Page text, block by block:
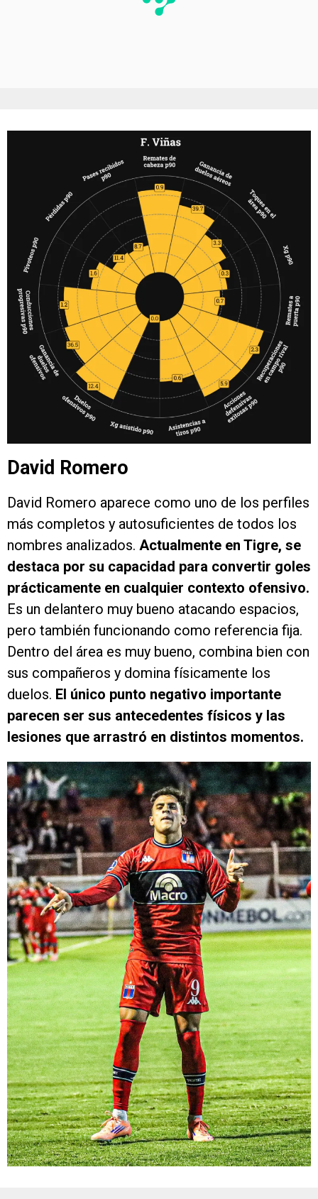
David Romero
David Romero aparece como uno de los perfiles
más completos y autosuficientes de todos los
nombres analizados. Actualmente en Tigre, se
destaca por su capacidad para convertir goles
prácticamente en cualquier contexto ofensivo.
Es un delantero muy bueno atacando espacios,
pero también funcionando como referencia fija.
Dentro del área es muy bueno, combina bien con
sus compañeros y domina físicamente los
duelos. El único punto negativo importante
parecen ser sus antecedentes físicos y las
lesiones que arrastró en distintos momentos.